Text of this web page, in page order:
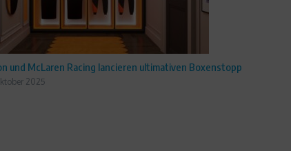
und McLaren Racing lancieren ultimativen Boxenstopp
2025